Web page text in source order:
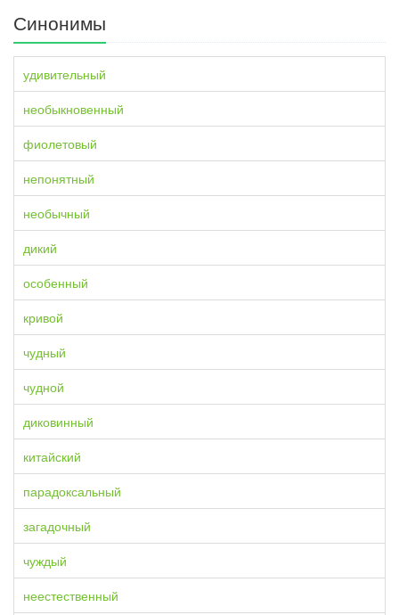
Синонимы
удивительный
необыкновенный
фиолетовый
непонятный
необычный
дикий
особенный
кривой
чудный
чудной
диковинный
китайский
парадоксальный
загадочный
чуждый
неестественный